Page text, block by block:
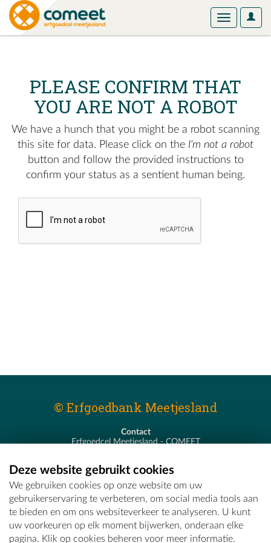
User
Toggle
PLEASE CONFIRM THAT
YOU ARE NOT A ROBOT
We have a hunch that you might be a robot scanning
this site for data. Please click on the I'm not a robot
button and follow the provided instructions to
confirm your status as a sentient human being.
© Erfgoedbank Meetjesland
Contact
Erfgoedcel Meetjesland - COMEET
T - 09 373 75 96
E -erfgoedcel@comeet.be
Deze website gebruikt cookies
We gebruiken cookies op onze website om uw
gebruikerservaring te verbeteren, om social media tools aan
te bieden en om ons websiteverkeer te analyseren. U kunt
uw voorkeuren op elk moment bijwerken, onderaan elke
pagina. Klik op cookies beheren voor meer informatie.